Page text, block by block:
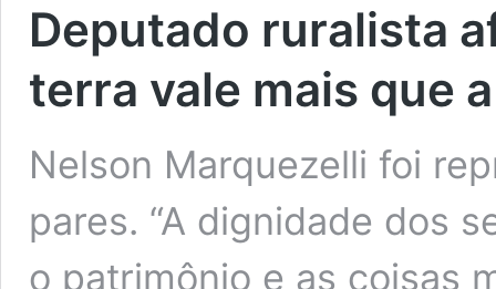
Deputado ruralista
terra vale mais que
Nelson Marquezelli foi
pares. “A dignidade dos
o patrimônio e as coisas